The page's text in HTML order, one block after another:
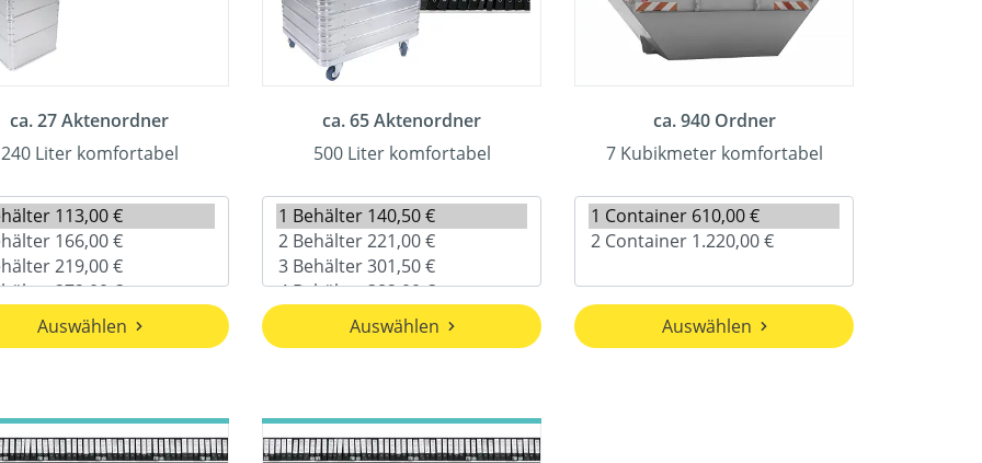
ca. 27 Aktenordner
240 Liter komfortabel
Auswählen
ca. 65 Aktenordner
500 Liter komfortabel
Auswählen
ca. 940 Ordner
7 Kubikmeter komfortabel
Auswählen